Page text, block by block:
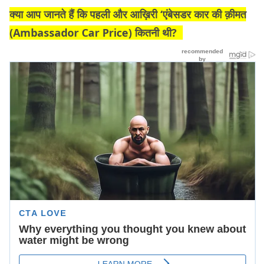
क्या आप जानते हैं कि पहली और आख़िरी ‘एंबेसडर कार की क़ीमत
(Ambassador Car Price) कितनी थी?